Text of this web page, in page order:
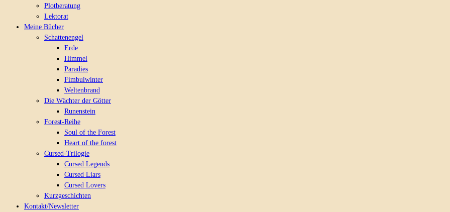
Plotberatung
Lektorat
Meine Bücher
Schattenengel
Erde
Himmel
Paradies
Fimbulwinter
Weltenbrand
Die Wächter der Götter
Runenstein
Forest-Reihe
Soul of the Forest
Heart of the forest
Cursed-Trilogie
Cursed Legends
Cursed Liars
Cursed Lovers
Kurzgeschichten
Kontakt/Newsletter